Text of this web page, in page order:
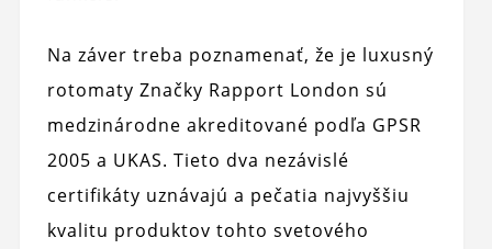
Na záver treba poznamenať, že je luxusný
rotomaty Značky Rapport London sú
medzinárodne akreditované podľa GPSR
2005 a UKAS. Tieto dva nezávislé
certifikáty uznávajú a pečatia najvyššiu
kvalitu produktov tohto svetového